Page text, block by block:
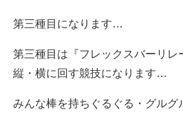
第三種目になります…
第三種目は『フレックスバーリレ
縦・横に回す競技になります…
みんな棒を持ちぐるぐる・グル